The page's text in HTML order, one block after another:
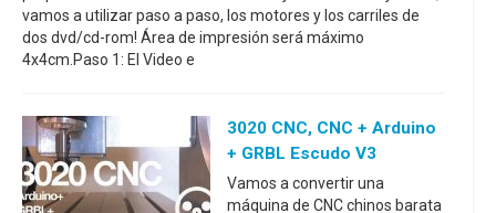
vamos a utilizar paso a paso, los motores y los carriles de
dos dvd/cd-rom! Área de impresión será máximo
4x4cm.Paso 1: El Video e
3020 CNC, CNC + Arduino
+ GRBL Escudo V3
Vamos a convertir una
máquina de CNC chinos barata